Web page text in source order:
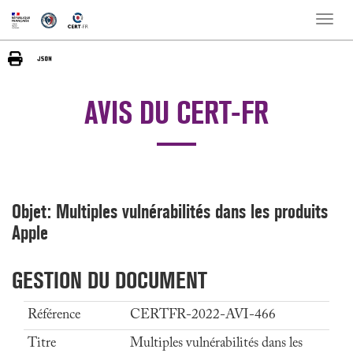
Toggle
AVIS DU CERT-FR
Objet: Multiples vulnérabilités dans les produits
Apple
GESTION DU DOCUMENT
Référence
CERTFR-2022-AVI-466
Titre
Multiples vulnérabilités dans les